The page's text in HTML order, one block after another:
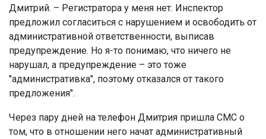
Дмитрий. – Регистратора у меня нет. Инспектор
предложил согласиться с нарушением и освободить от
административной ответственности, выписав
предупреждение. Но я-то понимаю, что ничего не
нарушал, а предупреждение – это тоже
"административка", поэтому отказался от такого
предложения".
Через пару дней на телефон Дмитрия пришла СМС о
том, что в отношении него начат административный